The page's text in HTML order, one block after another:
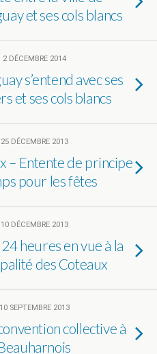
et ses cols blancs
2 DÉCEMBRE 2014
s’entend avec ses
et ses cols blancs
25 DÉCEMBRE 2013
– Entente de principe
pour les fêtes
10 DÉCEMBRE 2013
heures en vue à la
des Coteaux
10 SEPTEMBRE 2013
collective à